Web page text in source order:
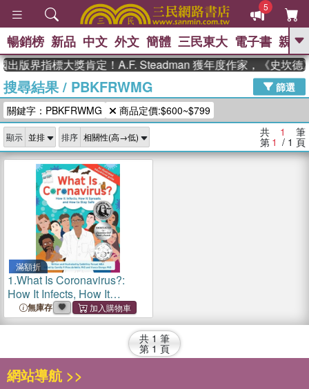
5
GO
熱搜： 高希均教授回憶錄
、 The Odyssey 、 父親節 、 如果歷
史是一群喵 、 暑期推薦
獎 臺灣漫遊錄 、 方念華 、 台灣的李
登輝時代
數學女孩：黎曼猜想 、
偉大的迷走神經
暢銷榜 新品 中文 外文 簡體 三民東大 電子書 親子
出版界指標大獎肯定！A.F. Steadman 獲年度作家，《史坎德
搜尋結果/ PBKFRWMG
篩選
關鍵字：PBKFRWMG
商品定價:$600~$799
顯示 排序 共 1 筆
第 1 / 1 頁
滿額折
1.What Is Coronavirus?:
How It Infects, How It
Spreads, and How to Stay
Safe
無庫存
共 1 筆
第 1 頁
網站導航 >>